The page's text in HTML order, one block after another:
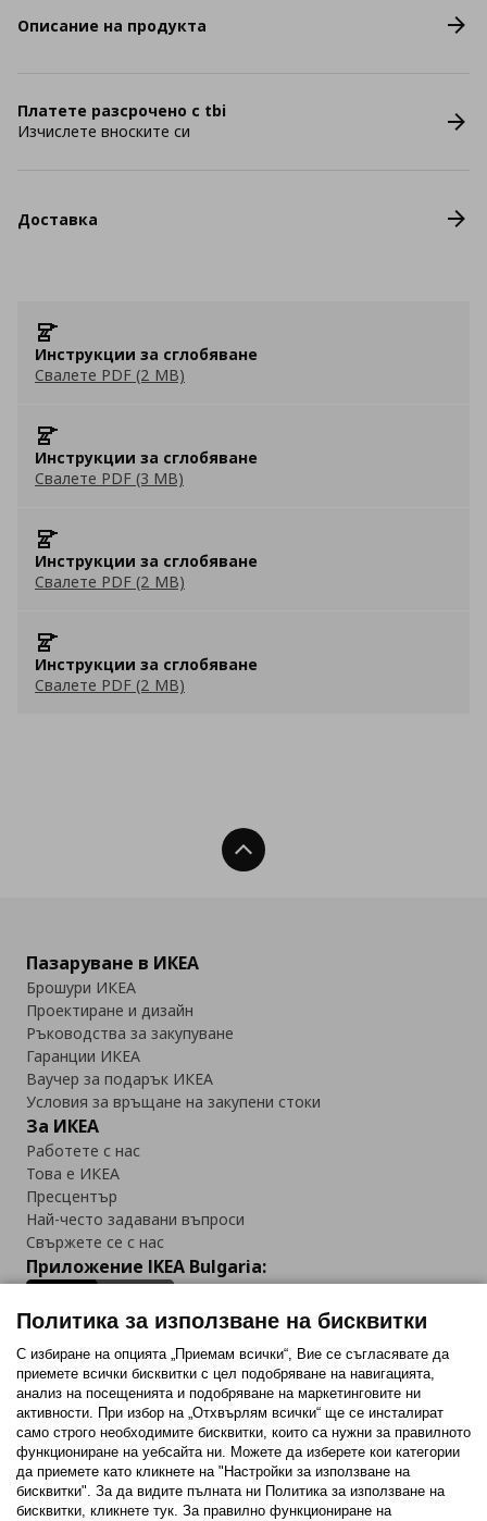
Описание на продукта
Платете разсрочено с tbi
Изчислете вноските си
Доставка
Инструкции за сглобяване
Свалете PDF (2 MB)
Инструкции за сглобяване
Свалете PDF (3 MB)
Инструкции за сглобяване
Свалете PDF (2 MB)
Инструкции за сглобяване
Свалете PDF (2 MB)
Нагоре
Пазаруване в ИКЕА
Брошури ИКЕА
Проектиране и дизайн
Ръководства за закупуване
Гаранции ИКЕА
Ваучер за подарък ИКЕА
Условия за връщане на закупени стоки
За ИКЕА
Работете с нас
Това е ИКЕА
Пресцентър
Най-често задавани въпроси
Свържете се с нас
Приложение IKEA Bulgaria:
Последвайте ни:
FacebookTwitterYoutubePinterestInstagram
Политика за използване на бисквитки
С избиране на опцията „Приемам всички“, Вие се съгласявате да
приемете всички бисквитки с цел подобряване на навигацията,
анализ на посещенията и подобряване на маркетинговите ни
активности. При избор на „Отхвърлям всички“ ще се инсталират
само строго необходимитe бисквитки, които са нужни за правилното
функциониране на уебсайта ни. Можете да изберете кои категории
да приемете като кликнете на "Настройки за използване на
бисквитки". За да видите пълната ни Политика за използване на
бисквитки, кликнете тук. За правилно функциониране на